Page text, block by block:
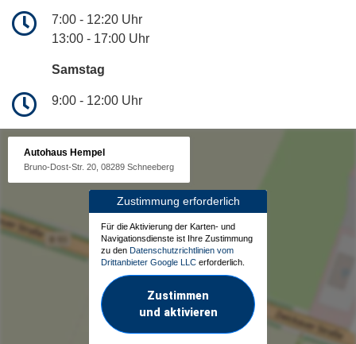
7:00 - 12:20 Uhr
13:00 - 17:00 Uhr
Samstag
9:00 - 12:00 Uhr
Autohaus Hempel
Bruno-Dost-Str. 20, 08289 Schneeberg
Zustimmung erforderlich
Für die Aktivierung der Karten- und
Navigationsdienste ist Ihre Zustimmung
zu den Datenschutzrichtlinien vom
Drittanbieter Google LLC erforderlich.
Zustimmen
und aktivieren